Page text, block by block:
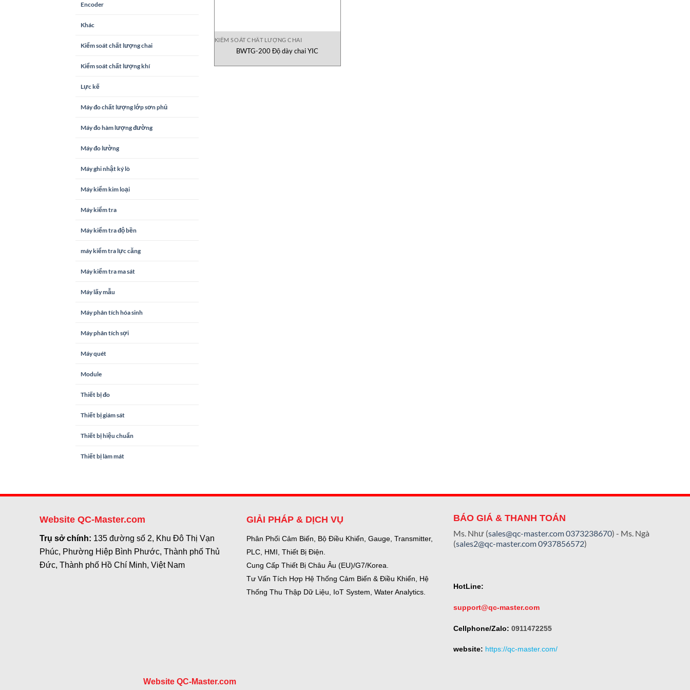
Encoder
Khác
Kiểm soát chất lượng chai
Kiểm soát chất lượng khí
Lực kế
Máy đo chất lượng lớp sơn phủ
Máy đo hàm lượng đường
Máy đo lường
Máy ghi nhật ký lò
Máy kiểm kim loại
Máy kiểm tra
Máy kiểm tra độ bền
máy kiểm tra lực căng
Máy kiểm tra ma sát
Máy lấy mẫu
Máy phân tích hóa sinh
Máy phân tích sợi
Máy quét
Module
Thiết bị đo
Thiết bị giám sát
Thiết bị hiệu chuẩn
Thiết bị làm mát
KIỂM SOÁT CHẤT LƯỢNG CHAI
BWTG-200 Độ dày chai YIC
Website QC-Master.com
Trụ sở chính: 135 đường số 2, Khu Đô Thị Vạn
Phúc, Phường Hiệp Bình Phước, Thành phố Thủ
Đức, Thành phố Hồ Chí Minh, Việt Nam
GIẢI PHÁP & DỊCH VỤ
Phân Phối Cảm Biến, Bộ Điều Khiển, Gauge, Transmitter,
PLC, HMI, Thiết Bị Điện.
Cung Cấp Thiết Bị Châu Âu (EU)/G7/Korea.
Tư Vấn Tích Hợp Hệ Thống Cảm Biến & Điều Khiển, Hệ
Thống Thu Thập Dữ Liệu, IoT System, Water Analytics.
BÁO GIÁ & THANH TOÁN
Ms. Như (sales@qc-master.com0373238670) - Ms. Ngà
(sales2@qc-master.com0937856572)
HotLine:
support@qc-master.com
Cellphone/Zalo: 0911472255
website: https://qc-master.com/
Website QC-Master.com